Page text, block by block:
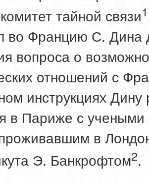
тайной связи1
во Францию С. Дина
вопроса о
отношений с
инструкциях
в Париже с
в
Э. Банкрофтом2.